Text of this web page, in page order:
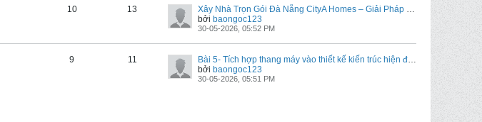
10 13
Xây Nhà Trọn Gói Đà Nẵng CityA Homes – Giải Pháp Hoàn Hảo Cho Tổ Ấm Của Bạn
bởi baongoc123
30-05-2026, 05:52 PM
9 11
Bài 5- Tích hợp thang máy vào thiết kế kiến trúc hiện đại - Góc nhìn từ HITACHI
bởi baongoc123
30-05-2026, 05:51 PM